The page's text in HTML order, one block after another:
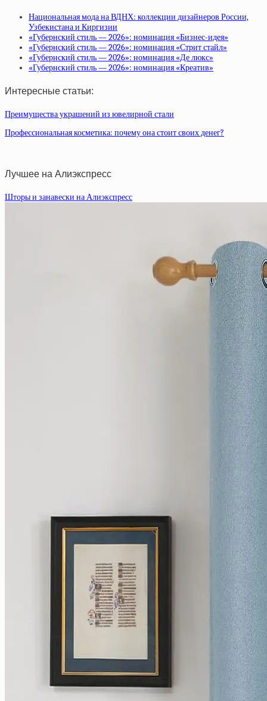
Национальная мода на ВДНХ: коллекции дизайнеров России,
Узбекистана и Киргизии
«Губернский стиль — 2026»: номинация «Бизнес-идея»
«Губернский стиль — 2026»: номинация «Стрит стайл»
«Губернский стиль — 2026»: номинация «Де люкс»
«Губернский стиль — 2026»: номинация «Креатив»
Интересные статьи:
Преимущества украшений из ювелирной стали
Профессиональная косметика: почему она стоит своих денег?
Лучшее на Алиэкспресс
Шторы и занавески на Алиэкспресс